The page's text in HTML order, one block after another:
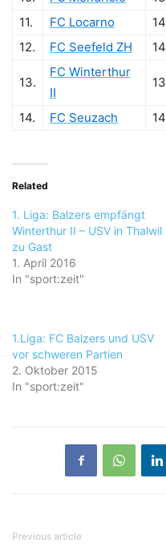
11.
FC Locarno 14
12.
FC Seefeld ZH 14
13.
FC Winterthur
II
13
14. FC Seuzach 14
Related
1. Liga: Balzers empfängt
Winterthur II – USV in Thalwil
zu Gast
1. April 2016
In "sport:zeit"
1.Liga: FC Balzers und USV
vor schweren Partien
2. Oktober 2015
In "sport:zeit"
Previous article